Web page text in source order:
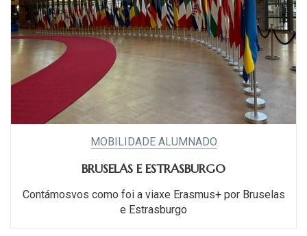
MOBILIDADE ALUMNADO
BRUSELAS E ESTRASBURGO
Contámosvos como foi a viaxe Erasmus+ por Bruselas
e Estrasburgo